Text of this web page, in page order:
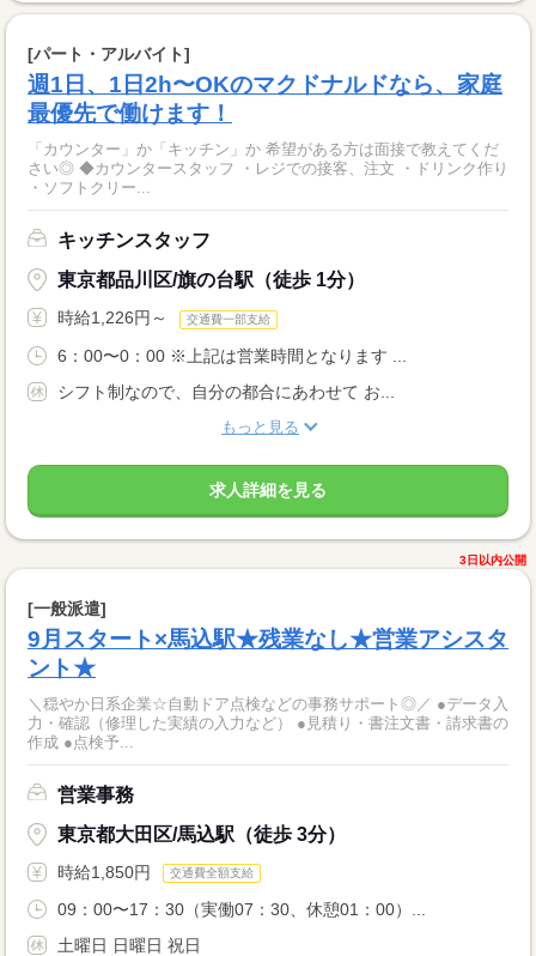
[パート・アルバイト]
週1日、1日2h〜OKのマクドナルドなら、家庭
最優先で働けます！
「カウンター」か「キッチン」か 希望がある方は面接で教えてくだ
さい◎ ◆カウンタースタッフ ・レジでの接客、注文 ・ドリンク作り
・ソフトクリー...
キッチンスタッフ
東京都品川区/旗の台駅（徒歩 1分）
時給1,226円～ 交通費一部支給
6：00〜0：00 ※上記は営業時間となります ...
シフト制なので、自分の都合にあわせて お...
もっと見る
求人詳細を見る
3日以内公開
[一般派遣]
9月スタート×馬込駅★残業なし★営業アシスタ
ント★
＼穏やか日系企業☆自動ドア点検などの事務サポート◎／ ●データ入
力・確認（修理した実績の入力など） ●見積り・書注文書・請求書の
作成 ●点検予...
営業事務
東京都大田区/馬込駅（徒歩 3分）
時給1,850円 交通費全額支給
09：00〜17：30（実働07：30、休憩01：00）...
土曜日 日曜日 祝日